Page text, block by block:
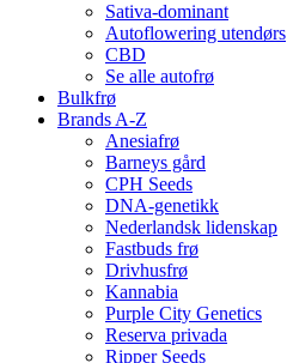
Sativa-dominant
Autoflowering utendørs
CBD
Se alle autofrø
Bulkfrø
Brands A-Z
Anesiafrø
Barneys gård
CPH Seeds
DNA-genetikk
Nederlandsk lidenskap
Fastbuds frø
Drivhusfrø
Kannabia
Purple City Genetics
Reserva privada
Ripper Seeds